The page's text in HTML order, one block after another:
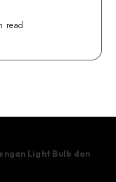
read
Light Bulb dan